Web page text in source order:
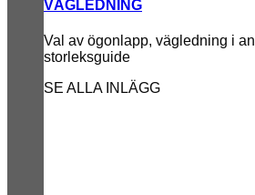
VÄGLEDNING
Val av ögonlapp, vägledning i
storleksguide
SE ALLA INLÄGG